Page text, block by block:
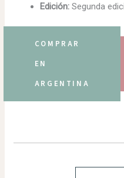
Edición: Segunda
COMPRAR
EN
ARGENTINA